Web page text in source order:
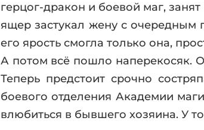
герцог-дракон и боевой маг,
ящер застукал жену с очередным
его ярость смогла только она,
А потом всё пошло наперекосяк.
Теперь предстоит срочно
боевого отделения Академии
влюбиться в бывшего хозяина. У